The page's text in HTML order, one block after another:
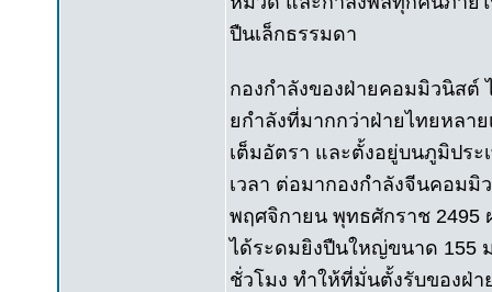
ปืนเล็กธรรมดา
กองกำลังของฝ่ายคอมมิวนิสต์
ยกำลังที่มากกว่าฝ่ายไทยหลา
เต็มอัตรา และตั้งอยู่บนภูมิปร
เวลา ต่อมากองกำลังจีนคอม
พฤศจิกายน พุทธศักราช 2495
ได้ระดมยิงปืนใหญ่ขนาด 155
ชั่วโมง ทำให้ที่มั่นตั้งรับของฝ่า